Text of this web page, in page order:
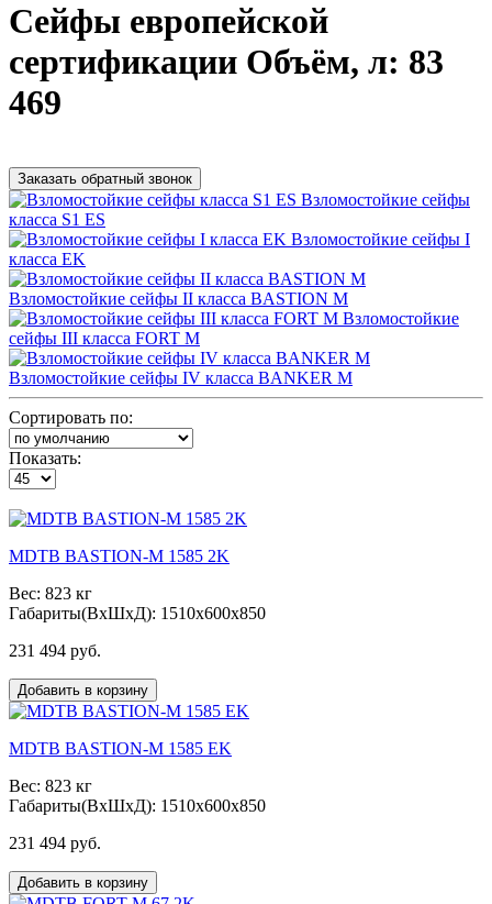
Сейфы европейской
сертификации Объём, л: 83
469
Заказать обратный звонок
Взломостойкие сейфы
класса S1 ES
Взломостойкие сейфы I
класса EK
Взломостойкие сейфы II класса BASTION M
Взломостойкие
сейфы III класса FORT M
Взломостойкие сейфы IV класса BANKER M
Сортировать по:
Показать:
MDTB BASTION-M 1585 2K
Вес: 823 кг
Габариты(ВxШxД): 1510x600x850
231 494 руб.
Добавить в корзину
MDTB BASTION-M 1585 EK
Вес: 823 кг
Габариты(ВxШxД): 1510x600x850
231 494 руб.
Добавить в корзину